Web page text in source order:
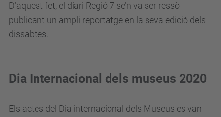
D’aquest fet, el diari Regió 7 se’n va ser ressò
publicant un ampli reportatge en la seva edició dels
dissabtes.
Dia Internacional dels museus 2020
Els actes del Dia internacional dels Museus es van